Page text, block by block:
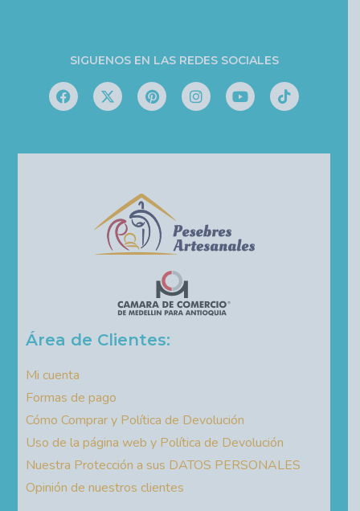
SIGUENOS EN LAS REDES SOCIALES
Área de Clientes:
Mi cuenta
Formas de pago
Cómo Comprar y Política de Devolución
Uso de la página web y Política de Devolución
Nuestra Protección a sus DATOS PERSONALES
Opinión de nuestros clientes